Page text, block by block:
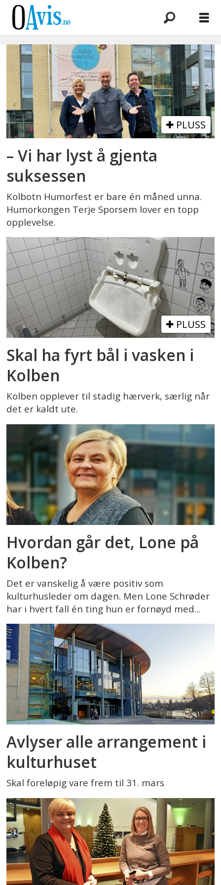
Emne:
lone
schrøder
PLUSS
– Vi har lyst å gjenta
suksessen
Kolbotn Humorfest er bare én måned unna.
Humorkongen Terje Sporsem lover en topp
opplevelse.
PLUSS
Skal ha fyrt bål i vasken i
Kolben
Kolben opplever til stadig hærverk, særlig når
det er kaldt ute.
Hvordan går det, Lone på
Kolben?
Det er vanskelig å være positiv som
kulturhusleder om dagen. Men Lone Schrøder
har i hvert fall én ting hun er fornøyd med...
Avlyser alle arrangement i
kulturhuset
Skal foreløpig vare frem til 31. mars